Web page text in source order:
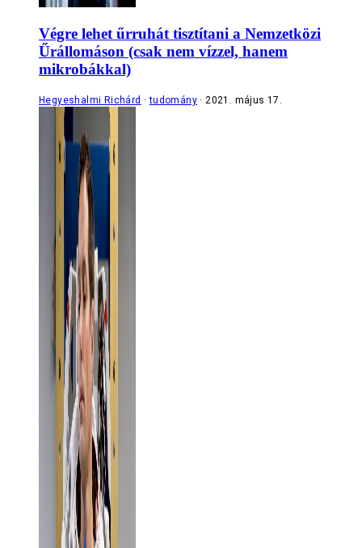
Végre lehet űrruhát tisztítani a Nemzetközi
Űrállomáson (csak nem vízzel, hanem
mikrobákkal)
Hegyeshalmi Richárd tudomány 2021. május 17.